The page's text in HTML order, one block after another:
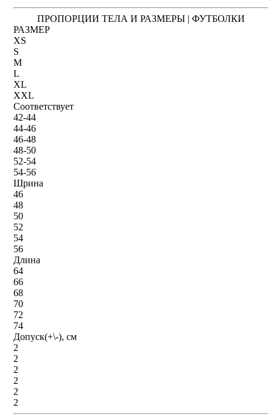
ПРОПОРЦИИ ТЕЛА И РАЗМЕРЫ | ФУТБОЛКИ
РАЗМЕР
XS
S
M
L
XL
XXL
Соответствует
42-44
44-46
46-48
48-50
52-54
54-56
Шрина
46
48
50
52
54
56
Длина
64
66
68
70
72
74
Допуск(+\-), см
2
2
2
2
2
2